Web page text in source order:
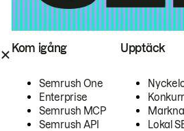
Kom igång
Semrush One
Enterprise
Semrush MCP
Semrush API
Upptäck
Lokal